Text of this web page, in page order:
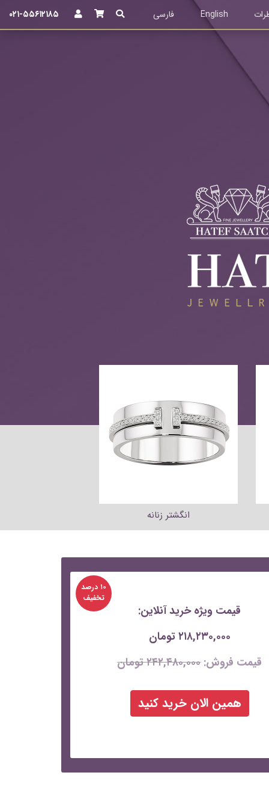
English فارسی ۰۲۱-۵۵۶۱۲۱۸۵
انگشتر زنانه
قیمت ویژه خرید آنلاین:
۲۱۸,۲۳۰,۰۰۰ تومان
قیمت فروش:۲۴۲,۴۸۰,۰۰۰ تومان
همین الان خرید کنید
۱۰ درصد
تخفیف